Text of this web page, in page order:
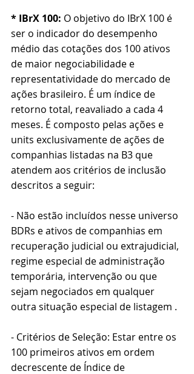
* IBrX 100: O objetivo do IBrX 100 é
ser o indicador do desempenho
médio das cotações dos 100 ativos
de maior negociabilidade e
representatividade do mercado de
ações brasileiro. É um índice de
retorno total, reavaliado a cada 4
meses. É composto pelas ações e
units exclusivamente de ações de
companhias listadas na B3 que
atendem aos critérios de inclusão
descritos a seguir:
- Não estão incluídos nesse universo
BDRs e ativos de companhias em
recuperação judicial ou extrajudicial,
regime especial de administração
temporária, intervenção ou que
sejam negociados em qualquer
outra situação especial de listagem .
- Critérios de Seleção: Estar entre os
100 primeiros ativos em ordem
decrescente de Índice de